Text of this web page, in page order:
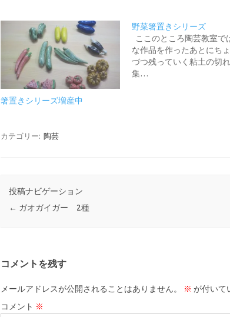
箸置きシリーズ増産中
野菜箸置きシリーズ
ここのところ陶芸教室で
な作品を作ったあとにち
づつ残っていく粘土の切
集…
カテゴリー: 陶芸
投稿ナビゲーション
← ガオガイガー 2種
コメントを残す
メールアドレスが公開されることはありません。 ※ が付いて
コメント ※